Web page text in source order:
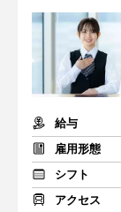
給与
雇用形態
シフト
アクセス